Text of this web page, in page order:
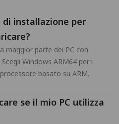
di installazione per
maggior parte dei PC con
Windows ARM64 per i
basato su ARM.
se il mio PC utilizza